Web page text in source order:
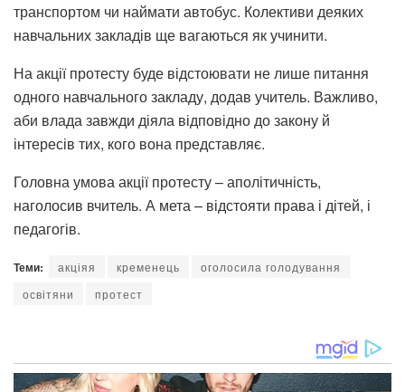
транспортом чи наймати автобус. Колективи деяких
навчальних закладів ще вагаються як учинити.
На акції протесту буде відстоювати не лише питання
одного навчального закладу, додав учитель. Важливо,
аби влада завжди діяла відповідно до закону й
інтересів тих, кого вона представляє.
Головна умова акції протесту – аполітичність,
наголосив вчитель. А мета – відстояти права і дітей, і
педагогів.
Теми: акціяя кременець
оголосила голодування
освітяни
протест